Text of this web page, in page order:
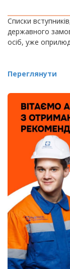
Списки
державного
осіб, уже
Переглянути